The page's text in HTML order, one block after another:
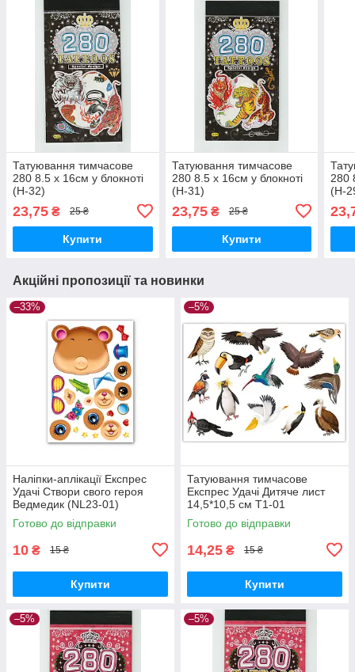
Татуювання тимчасове
280 8.5 х 16см у блокноті
(H-32)
23,75 ₴ 25 ₴
Купити
Татуювання тимчасове
280 8.5 х 16см у блокноті
(H-31)
23,75₴ 25 ₴
Купити
280
(H-
Акційні пропозиції та новинки
–33%
Наліпки-аплікації Експрес
Удачі Створи свого героя
Ведмедик (NL23-01)
Готово до відправки
10 ₴ 15 ₴
Купити
–5%
Татуювання тимчасове
Експрес Удачі Дитяче лист
14,5*10,5 см Т1-01
Готово до відправки
14,25 ₴ 15 ₴
Купити
–5% –5%